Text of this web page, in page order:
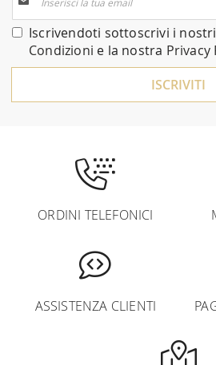
alla
nostra
Newsletter:
Iscrivendoti sottoscrivi i nostri
Condizioni e la nostra Privacy
ISCRIVITI
ORDINI TELEFONICI
ASSISTENZA CLIENTI